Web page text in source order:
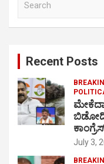
Recent Posts
July 3,